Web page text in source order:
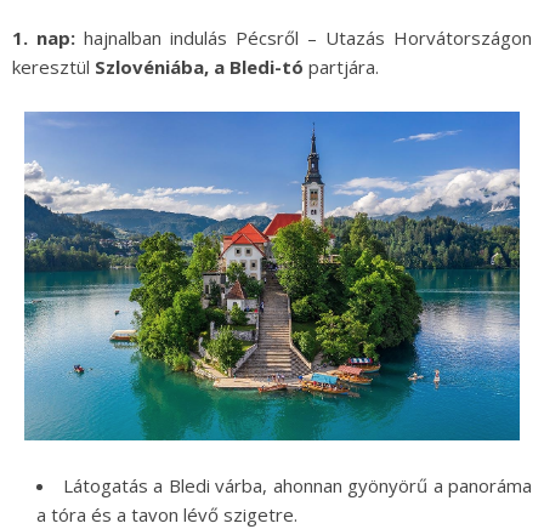
1. nap: hajnalban indulás Pécsről – Utazás Horvátországon
keresztül Szlovéniába, a Bledi-tó partjára.
Látogatás a Bledi várba, ahonnan gyönyörű a panoráma
a tóra és a tavon lévő szigetre.